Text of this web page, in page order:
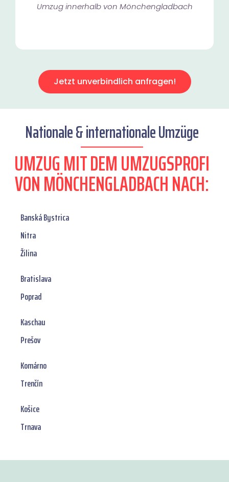
Umzug innerhalb von Mönchengladbach​
Jetzt unverbindlich anfragen!
Nationale & internationale Umzüge
UMZUG MIT DEM UMZUGSPROFI
VON MÖNCHENGLADBACH NACH:
Banská Bystrica
Nitra
Žilina
Bratislava
Poprad
Kaschau
Prešov
Komárno
Trenčín
Košice
Trnava